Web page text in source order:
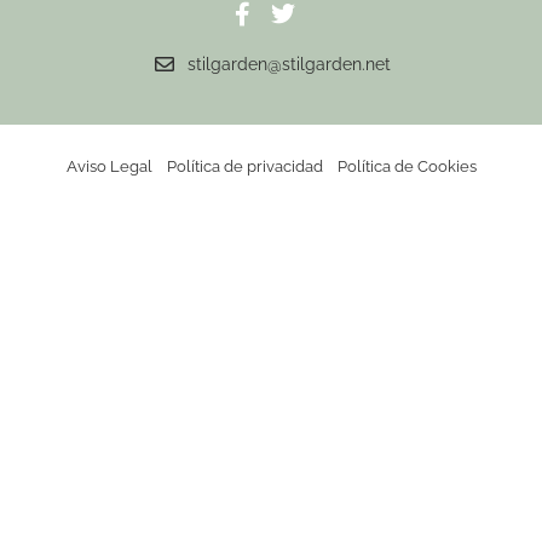
stilgarden@stilgarden.net
Aviso Legal Política de privacidad Política de Cookies